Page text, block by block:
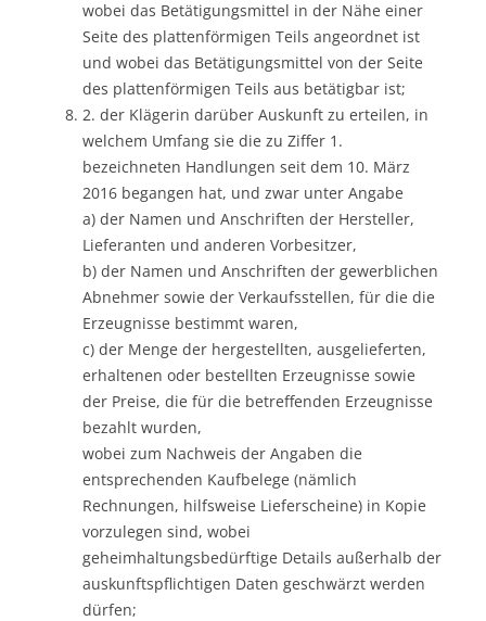
wobei das Betätigungsmittel in der Nähe einer
Seite des plattenförmigen Teils angeordnet ist
und wobei das Betätigungsmittel von der Seite
des plattenförmigen Teils aus betätigbar ist;
2. der Klägerin darüber Auskunft zu erteilen, in
welchem Umfang sie die zu Ziffer 1.
bezeichneten Handlungen seit dem 10. März
2016 begangen hat, und zwar unter Angabe
a) der Namen und Anschriften der Hersteller,
Lieferanten und anderen Vorbesitzer,
b) der Namen und Anschriften der gewerblichen
Abnehmer sowie der Verkaufsstellen, für die die
Erzeugnisse bestimmt waren,
c) der Menge der hergestellten, ausgelieferten,
erhaltenen oder bestellten Erzeugnisse sowie
der Preise, die für die betreffenden Erzeugnisse
bezahlt wurden,
wobei zum Nachweis der Angaben die
entsprechenden Kaufbelege (nämlich
Rechnungen, hilfsweise Lieferscheine) in Kopie
vorzulegen sind, wobei
geheimhaltungsbedürftige Details außerhalb der
auskunftspflichtigen Daten geschwärzt werden
dürfen;